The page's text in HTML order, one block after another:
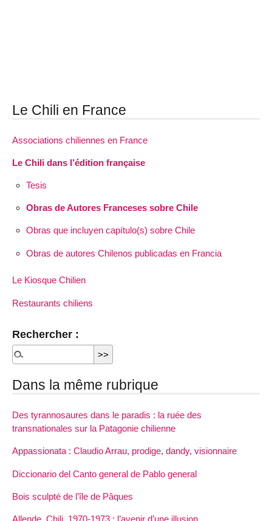
Le Chili en France
Associations chiliennes en France
Le Chili dans l’édition française
Tesis
Obras de Autores Franceses sobre Chile
Obras que incluyen capítulo(s) sobre Chile
Obras de autores Chilenos publicadas en Francia
Le Kiosque Chilien
Restaurants chiliens
Rechercher :
Dans la même rubrique
Des tyrannosaures dans le paradis : la ruée des
transnationales sur la Patagonie chilienne
Appassionata : Claudio Arrau, prodige, dandy, visionnaire
Diccionario del Canto general de Pablo general
Bois sculpté de l’île de Pâques
Allende, Chili, 1970-1973 : l’avenir d’une illusion